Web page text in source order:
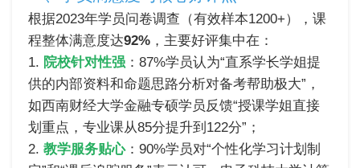
根据2023年学员问卷调查（有效样本1200+），课
程整体满意度达92% ，主要好评集中在：
1. 院校针对性强 ：87%学员认为“直系学长学姐提
供的内部资料和命题思路分析对备考帮助极大”，
如西南财经大学金融专硕学员反馈“授课学姐直接
划重点，专业课从85分提升到122分”；
2. 教学服务贴心：90%学员对“个性化学习计划制